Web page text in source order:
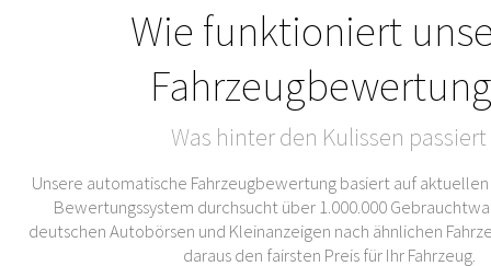
Wie funktioniert
Was hinter den Kulissen passiert
Unsere automatische Fahrzeugbewertung basiert auf
Bewertungssystem durchsucht über 1.000.000
deutschen Autobörsen und Kleinanzeigen nach ähnlichen
daraus den fairsten Preis für Ihr Fahrzeug.